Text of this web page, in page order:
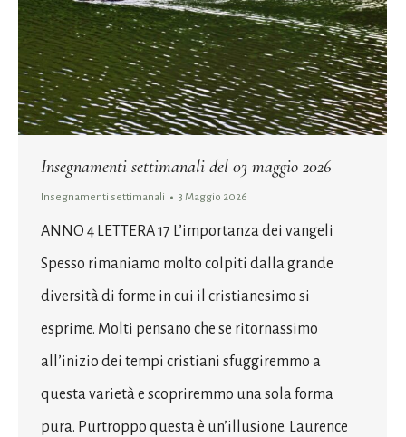
Insegnamenti settimanali del 03 maggio 2026
Insegnamenti settimanali 3 Maggio 2026
ANNO 4 LETTERA 17 L’importanza dei vangeli
Spesso rimaniamo molto colpiti dalla grande
diversità di forme in cui il cristianesimo si
esprime. Molti pensano che se ritornassimo
all’inizio dei tempi cristiani sfuggiremmo a
questa varietà e scopriremmo una sola forma
pura. Purtroppo questa è un’illusione. Laurence